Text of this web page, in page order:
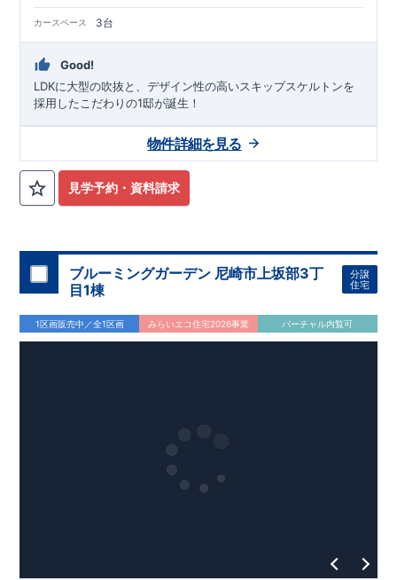
カースペース 3台
Good!
LDKに大型の吹抜と、デザイン性の高いスキップスケルトンを
採用したこだわりの1邸が誕生！
見学予約・資料請求
物件詳細を見る
ブルーミングガーデン 尼崎市上坂部3丁
目1棟
分譲
住宅
1区画販売中／全1区画 みらいエコ住宅2026事業 バーチャル内覧可